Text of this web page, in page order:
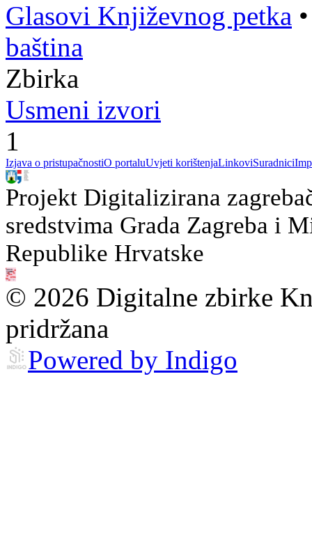
Glasovi Književnog petka
baština
Zbirka
Usmeni izvori
1
Izjava o pristupačnostiO portaluUvjeti korištenjaLinkoviSuradnici
Projekt Digitalizirana
sredstvima Grada Zagreba i
Republike Hrvatske
© 2026 Digitalne zbirke
pridržana
Powered by Indigo